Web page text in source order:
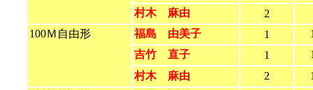
村木 麻由
2
100Ｍ自由形
福島 由美子 1
吉竹 直子
1
村木 麻由
2